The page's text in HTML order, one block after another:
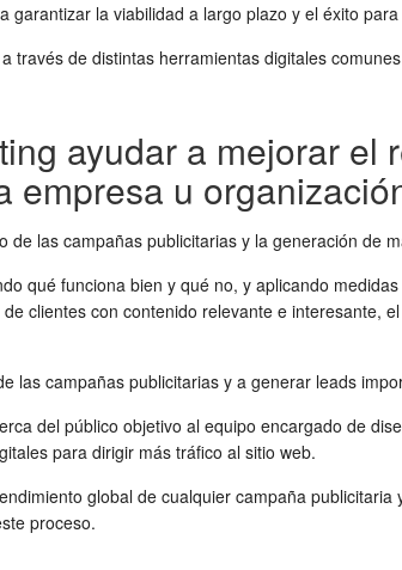
la viabilidad a largo plazo y el éxito
de distintas herramientas digitales
ayudar a mejorar el
u
las campañas publicitarias y la generación de
qué funciona bien y qué no, y aplicando
clientes con contenido relevante e interesante,
campañas publicitarias y a generar leads
del público objetivo al equipo encargado de
para dirigir más tráfico al sitio web.
global de cualquier campaña
proceso.